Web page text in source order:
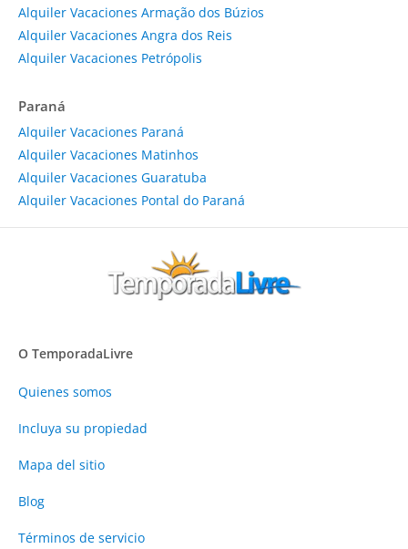
Alquiler Vacaciones Armação dos Búzios
Alquiler Vacaciones Angra dos Reis
Alquiler Vacaciones Petrópolis
Paraná
Alquiler Vacaciones Paraná
Alquiler Vacaciones Matinhos
Alquiler Vacaciones Guaratuba
Alquiler Vacaciones Pontal do Paraná
O TemporadaLivre
Quienes somos
Incluya su propiedad
Mapa del sitio
Blog
Términos de servicio